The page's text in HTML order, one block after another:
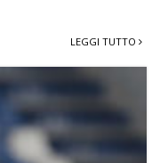
LEGGI TUTTO